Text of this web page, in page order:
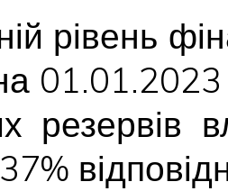
рівень
01.01.2023
резервів